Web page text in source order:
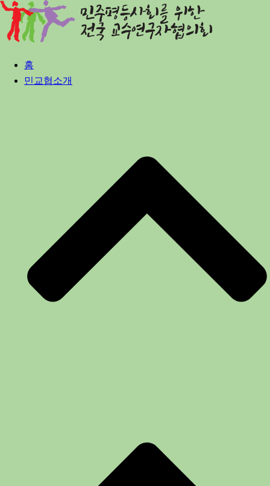
Skip
content
홈
민교협소개